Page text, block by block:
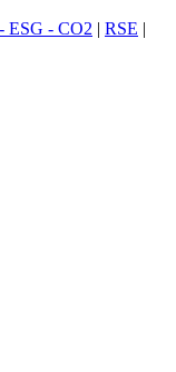
ESG - CO2 | RSE |